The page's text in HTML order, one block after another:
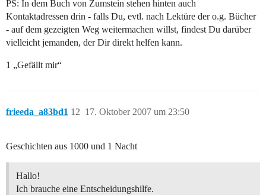
PS: In dem Buch von Zumstein stehen hinten auch
Kontaktadressen drin - falls Du, evtl. nach Lektüre der o.g. Bücher
- auf dem gezeigten Weg weitermachen willst, findest Du darüber
vielleicht jemanden, der Dir direkt helfen kann.
1 „Gefällt mir“
frieeda_a83bd1 17. Oktober 2007 um 23:50
12
Geschichten aus 1000 und 1 Nacht
Hallo!
Ich brauche eine Entscheidungshilfe.